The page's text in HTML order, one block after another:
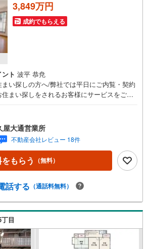
3,849万円
成約でもらえる
ト 波平 恭尭
い探しの方へ/弊社では平日にご内覧・契約
まい探しをされるお客様にサービスをご用
業しています。事前にご予約頂きましたら営
内覧もご対応いたします。＼本物件の他に
がある方へ/不動産業者間で不動産情報が共
で、名古屋市全域や、その他隣接エリアで
能です！ 【ウィル不動産販売 久屋大通営業
東山線「栄」駅7A出口から徒歩1分、名城線
り◎営業時間 10:00～19:00（定休日無し） 上
い！現地を見学される場合は「室内・現地
無料）」ボタンよりご希望の日時をご記入い
スムーズにご案内が可能です。
大通営業所
不動産会社レビュー 18件
もらう （無料）
話する （通話料無料）
目